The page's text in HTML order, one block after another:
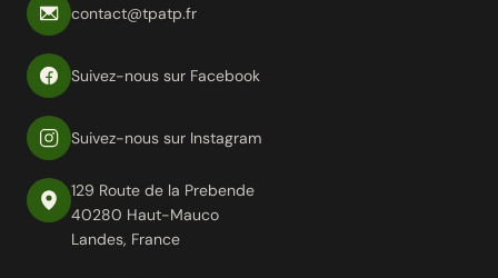
contact@tpatp.fr
Suivez-nous sur Facebook
Suivez-nous sur Instagram
129 Route de la Prebende
40280 Haut-Mauco
Landes, France